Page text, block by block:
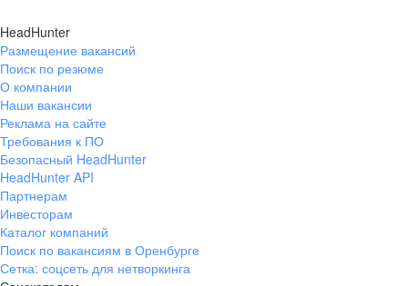
HeadHunter
Размещение вакансий
Поиск по резюме
О компании
Наши вакансии
Реклама на сайте
Требования к ПО
Безопасный HeadHunter
HeadHunter API
Партнерам
Инвесторам
Каталог компаний
Поиск по вакансиям в Оренбурге
Сетка: соцсеть для нетворкинга